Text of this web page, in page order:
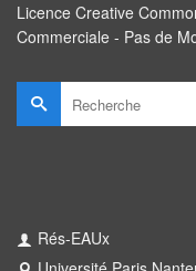
Licence Creative
Commerciale - Pas de
Rechercher :
Rés-EAUx